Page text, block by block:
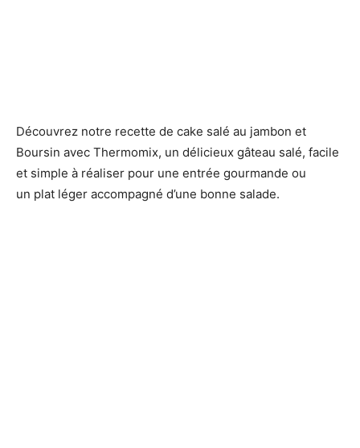
Découvrez notre recette de cake salé au jambon et
Boursin avec Thermomix, un délicieux gâteau salé, facile
et simple à réaliser pour une entrée gourmande ou
un plat léger accompagné d’une bonne salade.